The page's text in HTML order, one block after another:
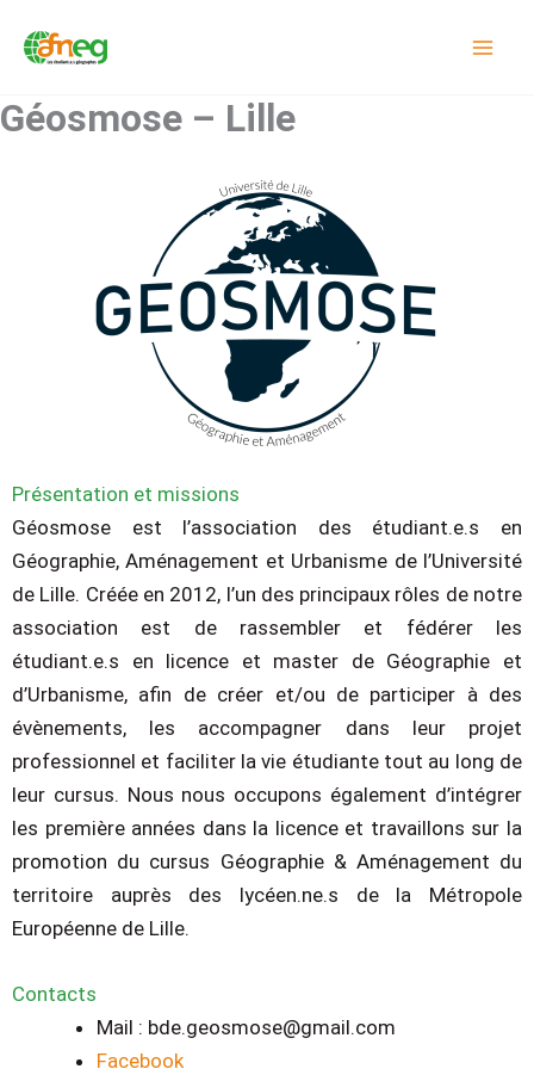
Géosmose – Lille
Présentation et missions
Géosmose est l’association des étudiant.e.s en
Géographie, Aménagement et Urbanisme de l’Université
de Lille. Créée en 2012, l’un des principaux rôles de notre
association est de rassembler et fédérer les
étudiant.e.s en licence et master de Géographie et
d’Urbanisme, afin de créer et/ou de participer à des
évènements, les accompagner dans leur projet
professionnel et faciliter la vie étudiante tout au long de
leur cursus. Nous nous occupons également d’intégrer
les première années dans la licence et travaillons sur la
promotion du cursus Géographie & Aménagement du
territoire auprès des lycéen.ne.s de la Métropole
Européenne de Lille.
Contacts
Mail : bde.geosmose@gmail.com
Facebook